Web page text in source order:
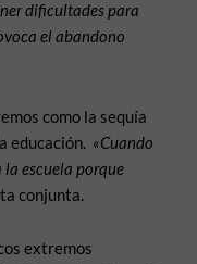
dificultades para
el abandono
como la sequía
educación. «Cuando
la escuela porque
conjunta.
extremos